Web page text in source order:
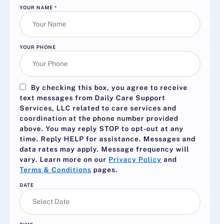
YOUR NAME *
YOUR PHONE
By checking this box, you agree to receive
text messages from Daily Care Support
Services, LLC related to care services and
coordination at the phone number provided
above. You may reply STOP to opt-out at any
time. Reply HELP for assistance. Messages and
data rates may apply. Message frequency will
vary. Learn more on our Privacy Policy and
Terms & Conditions pages.
DATE